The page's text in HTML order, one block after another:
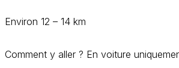
Environ 12 – 14 km
Comment y aller ? En voiture